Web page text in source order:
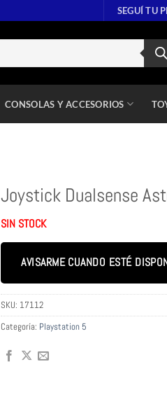
SEGUÍ TU
CONSOLAS Y ACCESORIOS
Joystick Dualsense
SIN STOCK
AVISARME CUANDO ESTÉ
SKU: 17112
Categoría: Playstation 5